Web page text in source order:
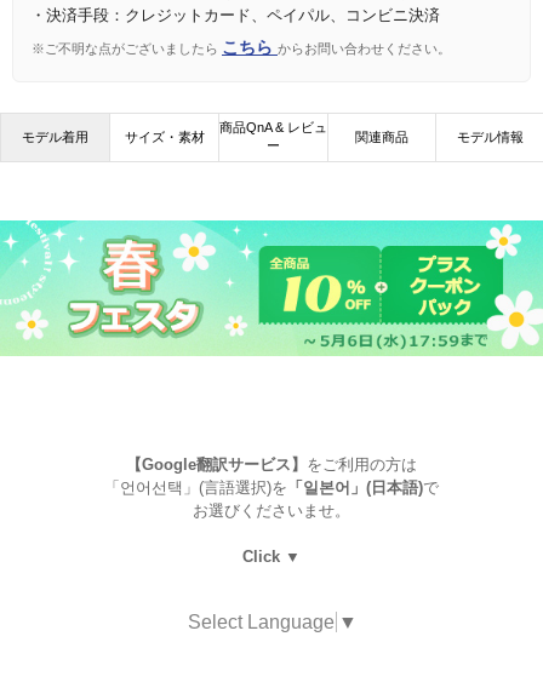
・決済手段：クレジットカード、ペイパル、コンビニ決済
※ご不明な点がございましたら こちら からお問い合わせください。
モデル着用 サイズ・素材
商品QnA & レビュ
ー
関連商品 モデル情報
【Google翻訳サービス】 をご利用の方は
「언어선택」(言語選択)を 「일본어」(日本語)で
お選びくださいませ。
Click ▼
Select Language ▼